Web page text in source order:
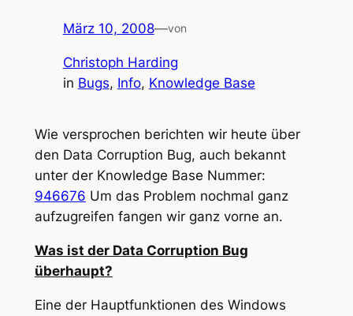
März 10, 2008—von
Christoph Harding
in Bugs, Info, Knowledge Base
Wie versprochen berichten wir heute über
den Data Corruption Bug, auch bekannt
unter der Knowledge Base Nummer:
946676 Um das Problem nochmal ganz
aufzugreifen fangen wir ganz vorne an.
Was ist der Data Corruption Bug
überhaupt?
Eine der Hauptfunktionen des Windows